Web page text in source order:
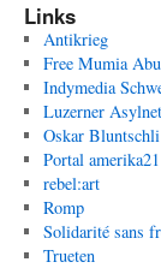
Links
Antikrieg
Free Mumia
Indymedia
Luzerner
Oskar Bluntschli
Portal amerika21
rebel:art
Romp
Solidarité sans
Trueten